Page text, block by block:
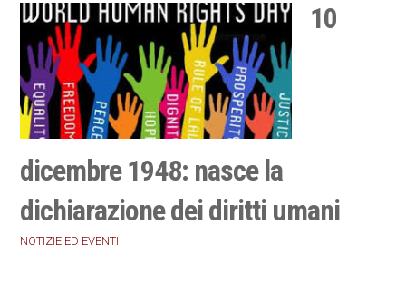
10
dicembre 1948: nasce la
dichiarazione dei diritti umani
NOTIZIE ED EVENTI